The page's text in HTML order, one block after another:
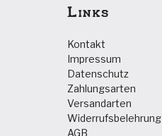
Links
Kontakt
Impressum
Datenschutz
Zahlungsarten
Versandarten
Widerrufsbelehrung
AGB